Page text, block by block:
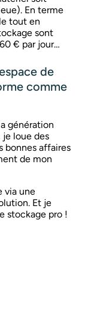
En terme
tout en
sont
€ par jour…
de
comme
génération
je loue des
bonnes affaires
de mon
via une
Et je
stockage pro !